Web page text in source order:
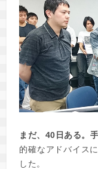
まだ、40日ある。
的確なアドバイス
した。